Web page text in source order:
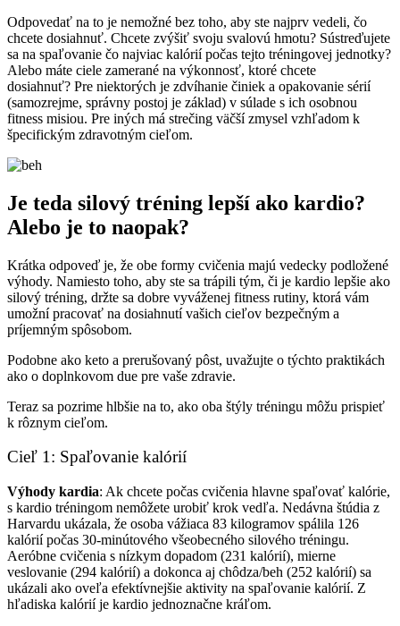
Odpovedať na to je nemožné bez toho, aby ste najprv vedeli, čo
chcete dosiahnuť. Chcete zvýšiť svoju svalovú hmotu? Sústreďujete
sa na spaľovanie čo najviac kalórií počas tejto tréningovej jednotky?
Alebo máte ciele zamerané na výkonnosť, ktoré chcete
dosiahnuť? Pre niektorých je zdvíhanie činiek a opakovanie sérií
(samozrejme, správny postoj je základ) v súlade s ich osobnou
fitness misiou. Pre iných má strečing väčší zmysel vzhľadom k
špecifickým zdravotným cieľom.
Je teda silový tréning lepší ako kardio?
Alebo je to naopak?
Krátka odpoveď je, že obe formy cvičenia majú vedecky podložené
výhody. Namiesto toho, aby ste sa trápili tým, či je kardio lepšie ako
silový tréning, držte sa dobre vyváženej fitness rutiny, ktorá vám
umožní pracovať na dosiahnutí vašich cieľov bezpečným a
príjemným spôsobom.
Podobne ako keto a prerušovaný pôst, uvažujte o týchto praktikách
ako o doplnkovom due pre vaše zdravie.
Teraz sa pozrime hlbšie na to, ako oba štýly tréningu môžu prispieť
k rôznym cieľom.
Cieľ 1: Spaľovanie kalórií
Výhody kardia: Ak chcete počas cvičenia hlavne spaľovať kalórie,
s kardio tréningom nemôžete urobiť krok vedľa. Nedávna štúdia z
Harvardu ukázala, že osoba vážiaca 83 kilogramov spálila 126
kalórií počas 30-minútového všeobecného silového tréningu.
Aeróbne cvičenia s nízkym dopadom (231 kalórií), mierne
veslovanie (294 kalórií) a dokonca aj chôdza/beh (252 kalórií) sa
ukázali ako oveľa efektívnejšie aktivity na spaľovanie kalórií. Z
hľadiska kalórií je kardio jednoznačne kráľom.